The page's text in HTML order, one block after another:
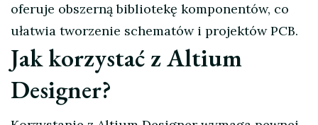
oferuje obszerną bibliotekę komponentów, co
ułatwia tworzenie schematów i projektów PCB.
Jak korzystać z Altium
Designer?